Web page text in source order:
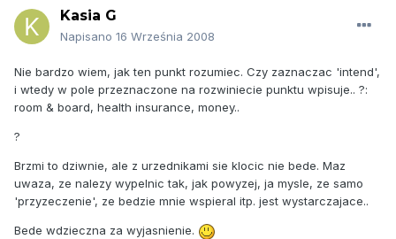
Kasia G
Napisano 16 Września 2008
Nie bardzo wiem, jak ten punkt rozumiec. Czy zaznaczac 'intend',
i wtedy w pole przeznaczone na rozwiniecie punktu wpisuje.. ?:
room & board, health insurance, money..
?
Brzmi to dziwnie, ale z urzednikami sie klocic nie bede. Maz
uwaza, ze nalezy wypelnic tak, jak powyzej, ja mysle, ze samo
'przyzeczenie', ze bedzie mnie wspieral itp. jest wystarczajace..
Bede wdzieczna za wyjasnienie.